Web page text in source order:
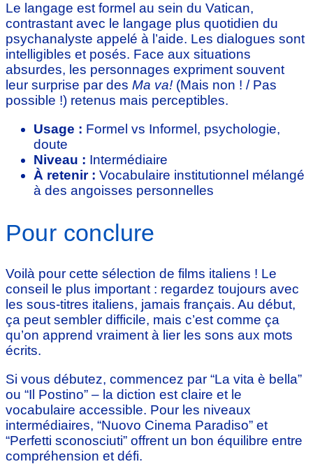
Le langage est formel au sein du Vatican,
contrastant avec le langage plus quotidien du
psychanalyste appelé à l’aide. Les dialogues sont
intelligibles et posés. Face aux situations
absurdes, les personnages expriment souvent
leur surprise par des Ma va! (Mais non ! / Pas
possible !) retenus mais perceptibles.
Usage : Formel vs Informel, psychologie,
doute
Niveau : Intermédiaire
À retenir : Vocabulaire institutionnel mélangé
à des angoisses personnelles
Pour conclure
Voilà pour cette sélection de films italiens ! Le
conseil le plus important : regardez toujours avec
les sous-titres italiens, jamais français. Au début,
ça peut sembler difficile, mais c’est comme ça
qu’on apprend vraiment à lier les sons aux mots
écrits.
Si vous débutez, commencez par “La vita è bella”
ou “Il Postino” – la diction est claire et le
vocabulaire accessible. Pour les niveaux
intermédiaires, “Nuovo Cinema Paradiso” et
“Perfetti sconosciuti” offrent un bon équilibre entre
compréhension et défi.